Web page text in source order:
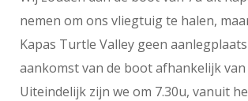
nemen om ons vliegtuig te halen,
Kapas Turtle Valley geen
aankomst van de boot afhankelijk
Uiteindelijk zijn we om 7.30u, vanuit